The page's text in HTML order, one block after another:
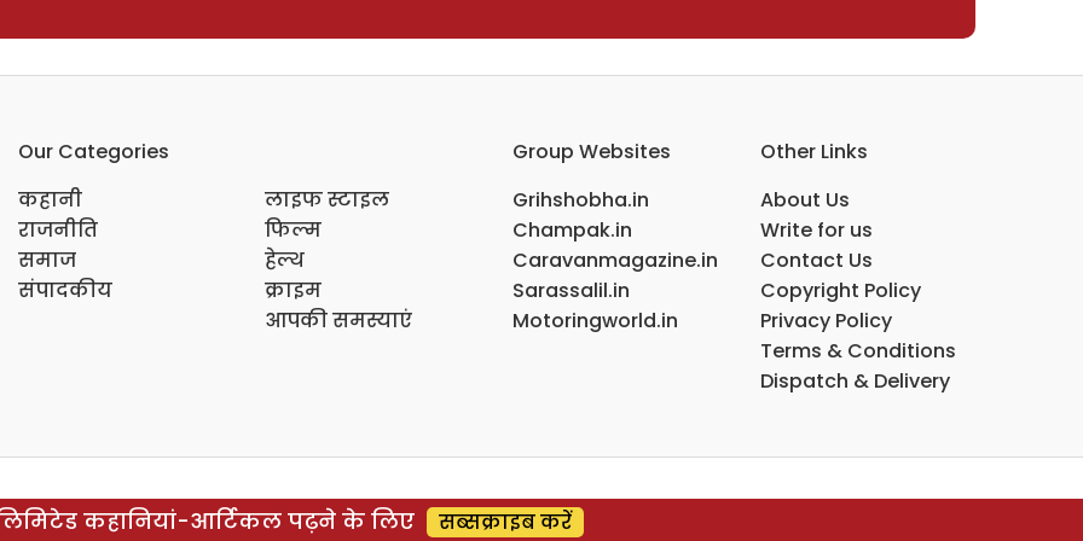
Our Categories
कहानी
राजनीति
समाज
संपादकीय
लाइफ स्टाइल
फिल्म
हेल्थ
क्राइम
आपकी समस्याएं
Group Websites
Grihshobha.in
Champak.in
Caravanmagazine.in
Sarassalil.in
Motoringworld.in
Other Links
About Us
Write for us
Contact Us
Copyright Policy
Privacy Policy
Terms & Conditions
Dispatch & Delivery
कहानियां-आर्टिकल पढ़ने के लिए सब्सक्राइब करें